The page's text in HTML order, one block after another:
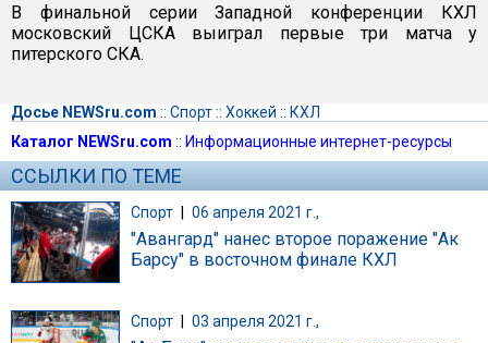
В финальной серии Западной конференции КХЛ
московский ЦСКА выиграл первые три матча у
питерского СКА.
Досье NEWSru.com :: Спорт:: Хоккей :: КХЛ
Каталог NEWSru.com :: Информационные интернет-ресурсы
ССЫЛКИ ПО ТЕМЕ
Спорт | 06 апреля 2021 г.,
"Авангард" нанес второе поражение "Ак
Барсу" в восточном финале КХЛ
Спорт 03 апреля 2021 г.,